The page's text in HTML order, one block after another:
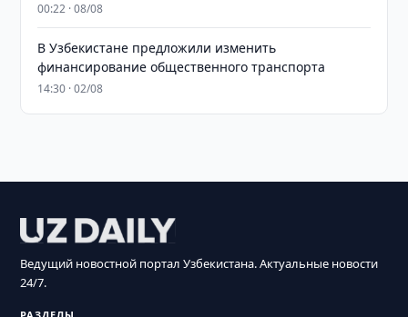
00:22 · 08/08
В Узбекистане предложили изменить
финансирование общественного транспорта
14:30 · 02/08
Ведущий новостной портал Узбекистана. Актуальные новости
24/7.